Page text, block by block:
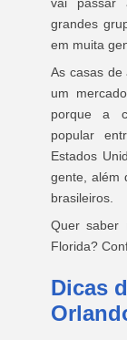
grandes
em muita
As casas de
um
porque a
popular
Estados
gente, além
brasileiros.
Quer saber
Florida?
Dicas